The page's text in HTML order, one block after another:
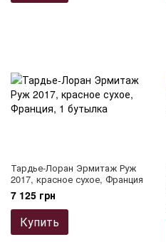
Тардье-Лоран Эрмитаж Руж
2017, красное сухое, Франция
7 125 грн
Купить